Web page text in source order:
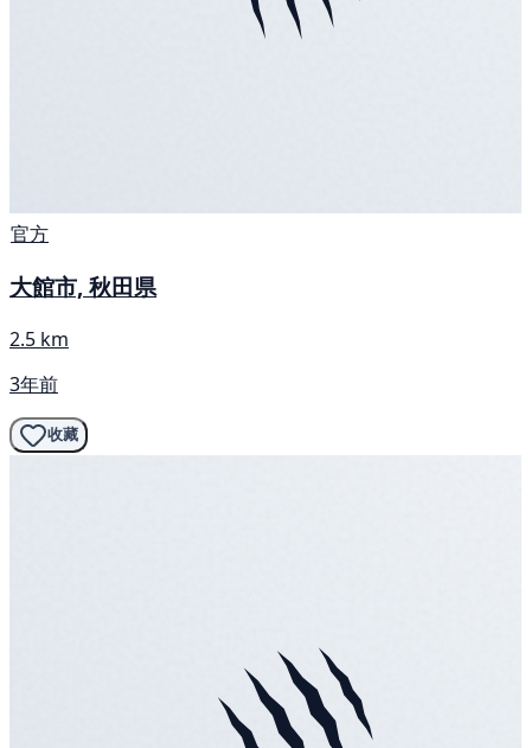
官方
大館市, 秋田県
2.5 km
3年前
收藏